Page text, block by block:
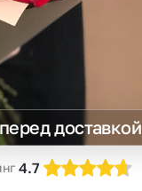
доставкой
4.7